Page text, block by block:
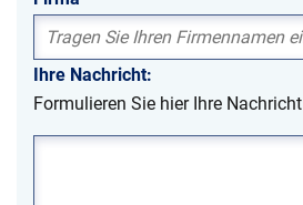
Ihre Nachricht:
Formulieren Sie hier Ihre Nachricht